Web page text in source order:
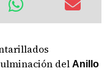
delAnillo